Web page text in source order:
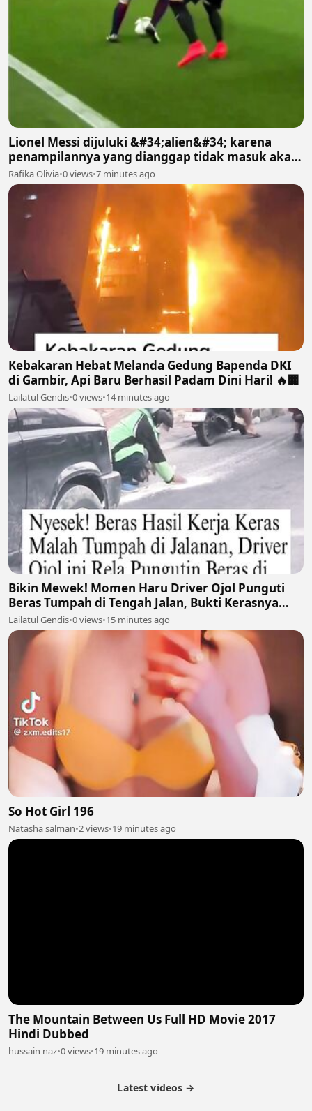
Lionel Messi dijuluki &#34;alien&#34; karena
penampilannya yang dianggap tidak masuk akal
bagi manusia biasa
Rafika Olivia•0 views•7 minutes ago
Kebakaran Hebat Melanda Gedung Bapenda DKI
di Gambir, Api Baru Berhasil Padam Dini Hari! 🔥🏢
Lailatul Gendis•0 views•14 minutes ago
Bikin Mewek! Momen Haru Driver Ojol Punguti
Beras Tumpah di Tengah Jalan, Bukti Kerasnya
Perjuangan Cari Nafkah 🥺🍚
Lailatul Gendis•0 views•15 minutes ago
So Hot Girl 196
Natasha salman•2 views•19 minutes ago
The Mountain Between Us Full HD Movie 2017
Hindi Dubbed
hussain naz•0 views•19 minutes ago
Latest videos →